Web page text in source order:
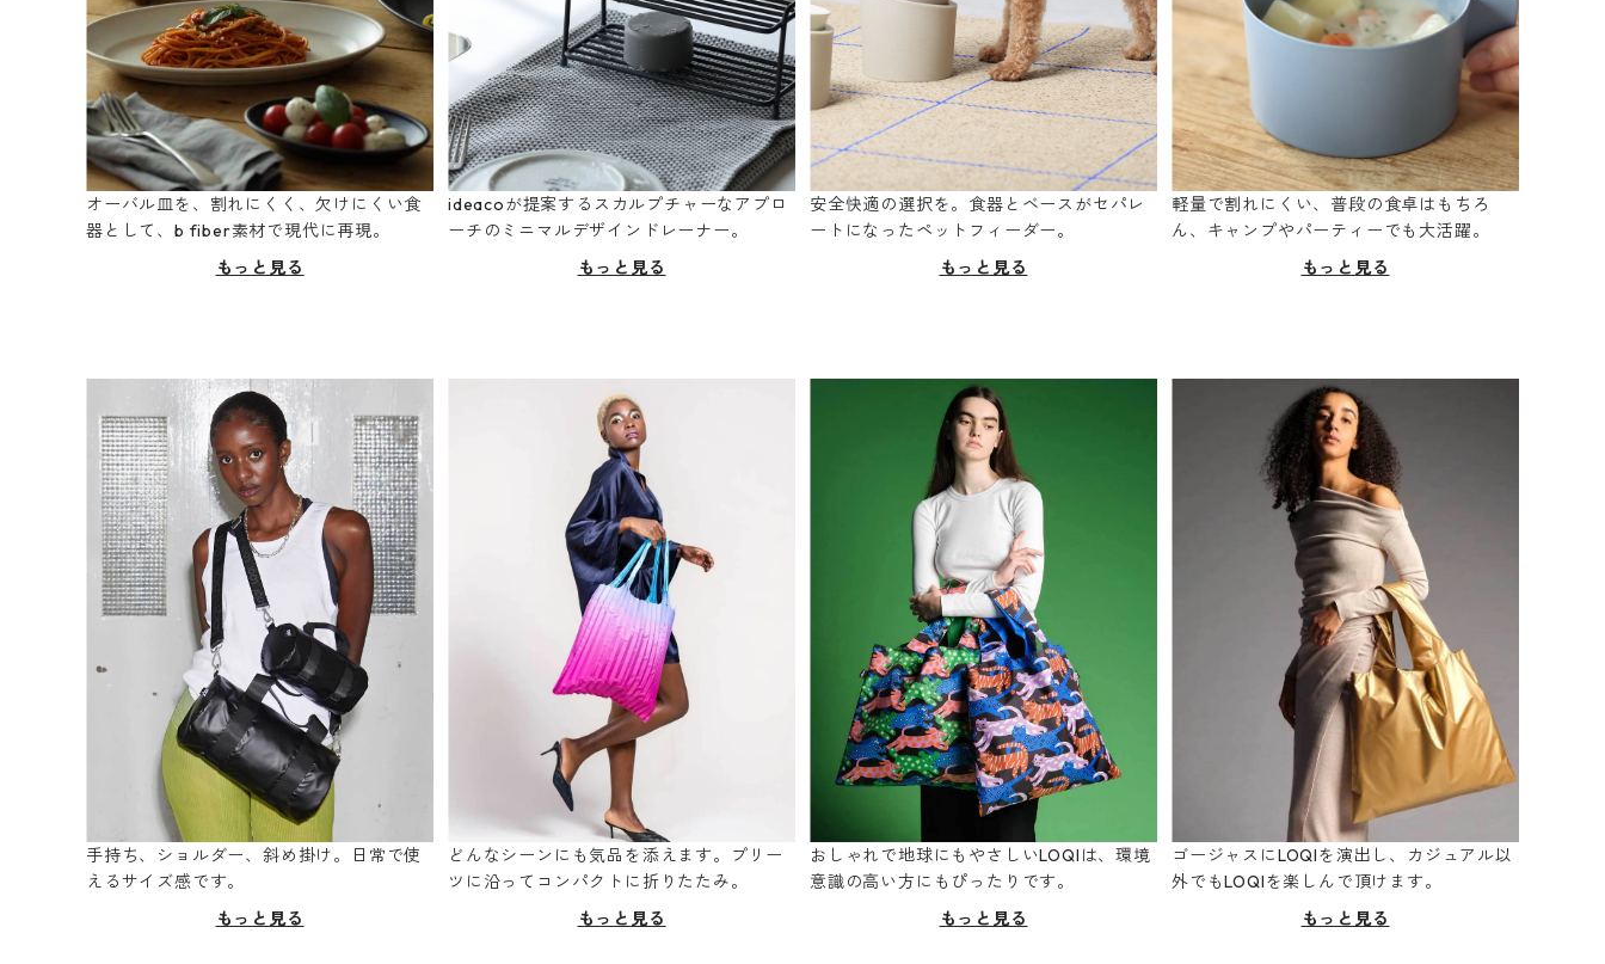
オーバル皿を、割れにくく、欠けにくい食
器として、b fiber素材で現代に再現。
もっと見る
ideacoが提案するスカルプチャーなアプロ
ーチのミニマルデザインドレーナー。
もっと見る
安全快適の選択を。食器とベースがセパレ
ートになったペットフィーダー。
もっと見る
軽量で割れにくい、普段の食卓はもちろ
ん、キャンプやパーティーでも大活躍。
もっと見る
手持ち、ショルダー、斜め掛け。日常で使
えるサイズ感です。
もっと見る
どんなシーンにも気品を添えます。プリー
ツに沿ってコンパクトに折りたたみ。
もっと見る
おしゃれで地球にもやさしいLOQIは、環境
意識の高い方にもぴったりです。
もっと見る
ゴージャスにLOQIを演出し、カジュアル以
外でもLOQIを楽しんで頂けます。
もっと見る